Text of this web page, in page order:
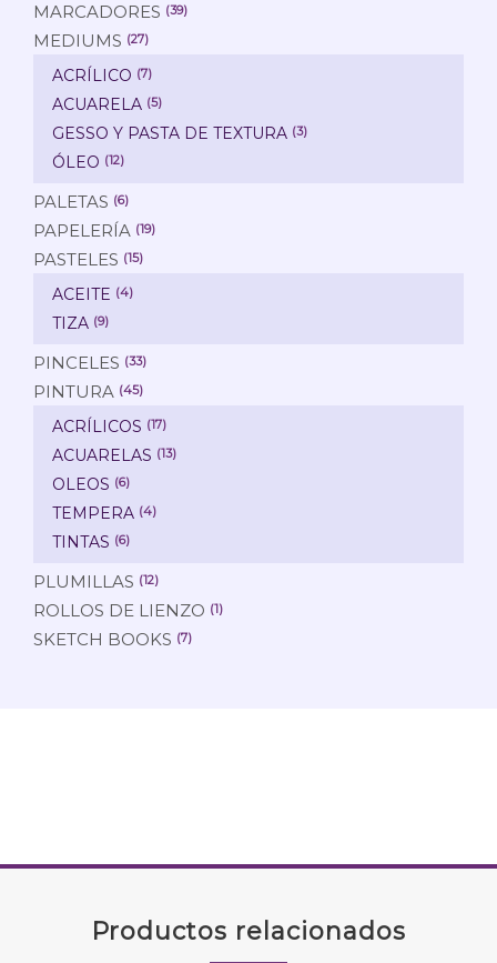
MARCADORES (39)
MEDIUMS (27)
ACRÍLICO (7)
ACUARELA (5)
GESSO Y PASTA DE TEXTURA (3)
ÓLEO (12)
PALETAS (6)
PAPELERÍA (19)
PASTELES (15)
ACEITE (4)
TIZA (9)
PINCELES (33)
PINTURA (45)
ACRÍLICOS (17)
ACUARELAS (13)
OLEOS (6)
TEMPERA (4)
TINTAS (6)
PLUMILLAS (12)
ROLLOS DE LIENZO (1)
SKETCH BOOKS (7)
Productos relacionados